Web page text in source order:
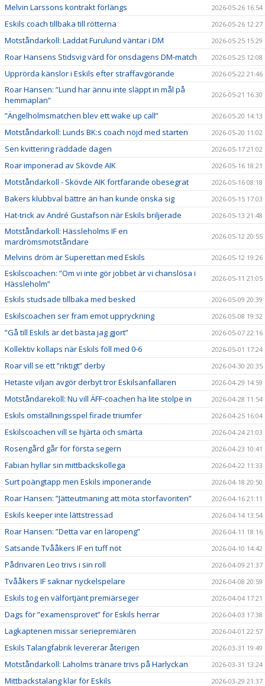
Melvin Larssons kontrakt förlängs 2026-05-26 16:54
Eskils coach tillbaka till rötterna 2026-05-26 12:27
Motståndarkoll: Laddat Furulund väntar i DM 2026-05-25 15:29
Roar Hansens Stidsvig värd för onsdagens DM-match 2026-05-25 12:08
Upprörda känslor i Eskils efter straffavgörande 2026-05-22 21:46
Roar Hansen: ”Lund har ännu inte släppt in mål på
hemmaplan”
2026-05-21 16:30
”Ängelholmsmatchen blev ett wake up call” 2026-05-20 14:13
Motståndarkoll: Lunds BK:s coach nöjd med starten 2026-05-20 11:02
Sen kvittering räddade dagen 2026-05-17 21:02
Roar imponerad av Skövde AIK 2026-05-16 18:21
Motståndarkoll - Skövde AIK fortfarande obesegrat 2026-05-16 08:18
Bakers klubbval bättre än han kunde önska sig 2026-05-15 17:03
Hat-trick av André Gustafson när Eskils briljerade 2026-05-13 21:48
Motståndarkoll: Hässleholms IF en
mardrömsmotståndare
2026-05-12 20:55
Melvins dröm är Superettan med Eskils 2026-05-12 19:26
Eskilscoachen: ”Om vi inte gör jobbet är vi chanslösa i
Hässleholm”
2026-05-11 21:05
Eskils studsade tillbaka med besked 2026-05-09 20:39
Eskilscoachen ser fram emot uppryckning 2026-05-08 19:32
”Gå till Eskils är det bästa jag gjort” 2026-05-07 22:16
Kollektiv kollaps när Eskils föll med 0-6 2026-05-01 17:24
Roar vill se ett ”riktigt” derby 2026-04-30 20:35
Hetaste viljan avgör derbyt tror Eskilsanfallaren 2026-04-29 14:59
Motståndarekoll: Nu vill ÄFF-coachen ha lite stolpe in 2026-04-28 11:54
Eskils omställningsspel firade triumfer 2026-04-25 16:04
Eskilscoachen vill se hjärta och smärta 2026-04-24 21:03
Rosengård går för första segern 2026-04-23 10:41
Fabian hyllar sin mittbackskollega 2026-04-22 11:33
Surt poängtapp men Eskils imponerande 2026-04-18 20:50
Roar Hansen: ”Jätteutmaning att möta storfavoriten” 2026-04-16 21:11
Eskils keeper inte lättstressad 2026-04-14 13:54
Roar Hansen: ”Detta var en läropeng” 2026-04-11 18:16
Satsande Tvååkers IF en tuff nöt 2026-04-10 14:42
Pådrivaren Leo trivs i sin roll 2026-04-09 21:37
Tvååkers IF saknar nyckelspelare 2026-04-08 20:59
Eskils tog en välförtjänt premiärseger 2026-04-04 17:21
Dags för ”examensprovet” för Eskils herrar 2026-04-03 17:38
Lagkaptenen missar seriepremiären 2026-04-01 22:57
Eskils Talangfabrik levererar återigen 2026-03-31 19:49
Motståndarkoll: Laholms tränare trivs på Harlyckan 2026-03-31 13:24
Mittbackstalang klar för Eskils 2026-03-29 21:37